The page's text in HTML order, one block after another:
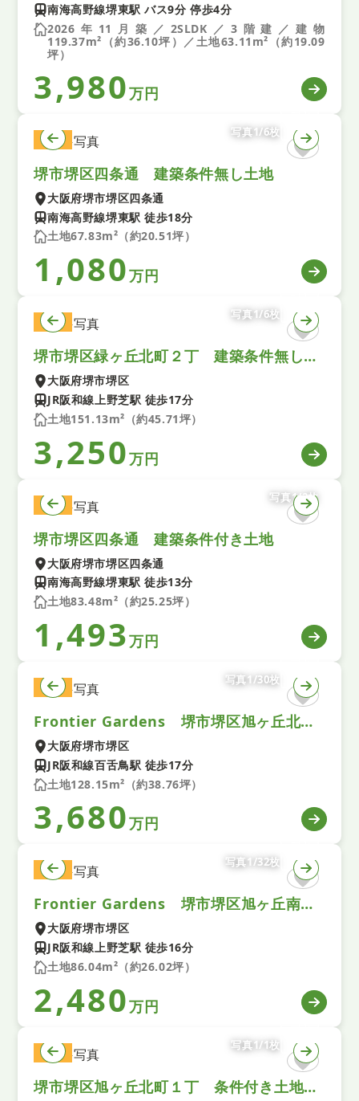
南海高野線堺東駅 バス9分 停歩4分
2026年11月築／2SLDK／3階建／建物
119.37m²（約36.10坪）／土地63.11m²（約19.09
坪）
3,980万円
土地
写真1/6枚
堺市堺区四条通 建築条件無し土地
大阪府堺市堺区四条通
南海高野線堺東駅 徒歩18分
土地67.83m²（約20.51坪）
1,080万円
土地
写真1/6枚
堺市堺区緑ヶ丘北町２丁 建築条件無し土地
大阪府堺市堺区
JR阪和線上野芝駅 徒歩17分
土地151.13m²（約45.71坪）
3,250万円
土地
写真1/2枚
堺市堺区四条通 建築条件付き土地
大阪府堺市堺区四条通
南海高野線堺東駅 徒歩13分
土地83.48m²（約25.25坪）
1,493万円
土地
写真1/30枚
Frontier Gardens 堺市堺区旭ヶ丘北町４丁 建築条件付き土地 全１区画
大阪府堺市堺区
JR阪和線百舌鳥駅 徒歩17分
土地128.15m²（約38.76坪）
3,680万円
土地
写真1/32枚
Frontier Gardens 堺市堺区旭ヶ丘南町４丁 建築条件付き土地 全１区画
大阪府堺市堺区
JR阪和線上野芝駅 徒歩16分
土地86.04m²（約26.02坪）
2,480万円
土地
写真1/1枚
堺市堺区旭ヶ丘北町１丁 条件付き土地 全１区画